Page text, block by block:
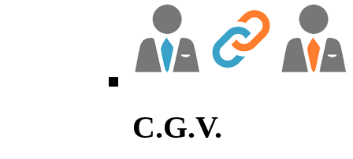
C.G.V.